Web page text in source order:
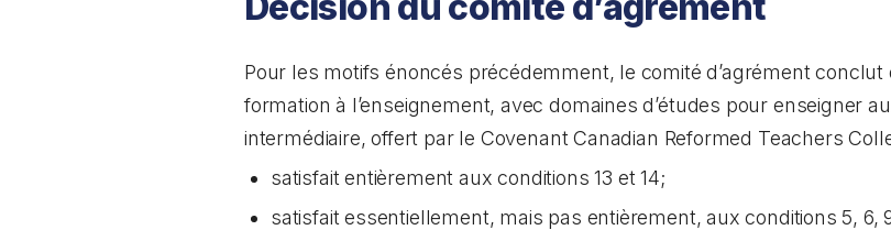
Pour les motifs énoncés précédemment, le comité d’agrément
formation à l’enseignement, avec domaines d’études pour enseigner
intermédiaire, offert par le Covenant Canadian Reformed Teachers
satisfait entièrement aux conditions 13 et 14;
satisfait essentiellement, mais pas entièrement, aux conditions 5, 6,